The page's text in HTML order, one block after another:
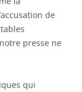
de
presse ne
qui